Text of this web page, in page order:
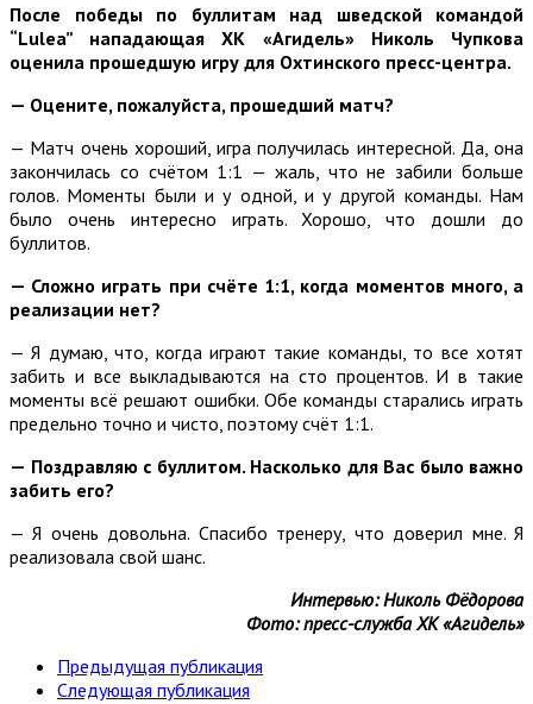
После победы по буллитам над шведской командой
“Lulea” нападающая ХК «Агидель» Николь Чупкова
оценила прошедшую игру для Охтинского пресс-центра.
— Оцените, пожалуйста, прошедший матч?
— Матч очень хороший, игра получилась интересной. Да, она
закончилась со счётом 1:1 — жаль, что не забили больше
голов. Моменты были и у одной, и у другой команды. Нам
было очень интересно играть. Хорошо, что дошли до
буллитов.
— Сложно играть при счёте 1:1, когда моментов много, а
реализации нет?
— Я думаю, что, когда играют такие команды, то все хотят
забить и все выкладываются на сто процентов. И в такие
моменты всё решают ошибки. Обе команды старались играть
предельно точно и чисто, поэтому счёт 1:1.
— Поздравляю с буллитом. Насколько для Вас было важно
забить его?
— Я очень довольна. Спасибо тренеру, что доверил мне. Я
реализовала свой шанс.
Интервью: Николь Фёдорова
Фото: пресс-служба ХК «Агидель»
Предыдущая публикация
Следующая публикация